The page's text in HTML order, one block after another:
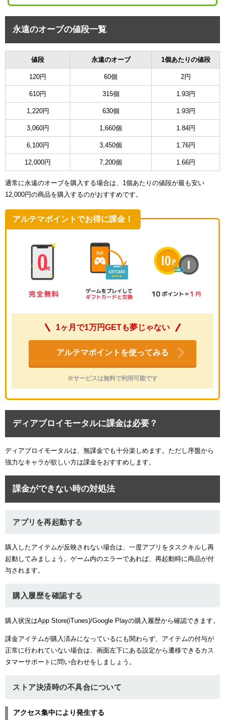
永遠のオーブの値段一覧
値段 永遠のオーブ 1個あたりの値段
120円 60個 2円
610円 315個 1.93円
1,220円 630個 1.93円
3,060円 1,660個 1.84円
6,100円 3,450個 1.76円
12,000円 7,200個 1.66円
通常に永遠のオーブを購入する場合は、1個あたりの値段が最も安い
12,000円の商品を購入するのがおすすめです。
アルテマポイントでお得に課金！
1ヶ月で1万円GETも夢じゃない
アルテマポイントを使ってみる
※サービスは無料で利用可能です
ディアブロイモータルに課金は必要？
ディアブロイモータルは、無課金でも十分楽しめます。ただし序盤から
強力なキャラが欲しい方は課金をおすすめします。
課金ができない時の対処法
アプリを再起動する
購入したアイテムが反映されない場合は、一度アプリをタスクキルし再
起動してみましょう。ゲーム内のエラーであれば、再起動時に商品が付
与されます。
購入履歴を確認する
購入状況はApp Store(iTunes)/Google Playの購入履歴から確認できます。
課金アイテムが購入済みになっているにも関わらず、アイテムの付与が
正常に行われていない場合は、画面左下にある設定から遷移できるカス
タマーサポートに問い合わせをしましょう。
ストア決済時の不具合について
アクセス集中により発生する